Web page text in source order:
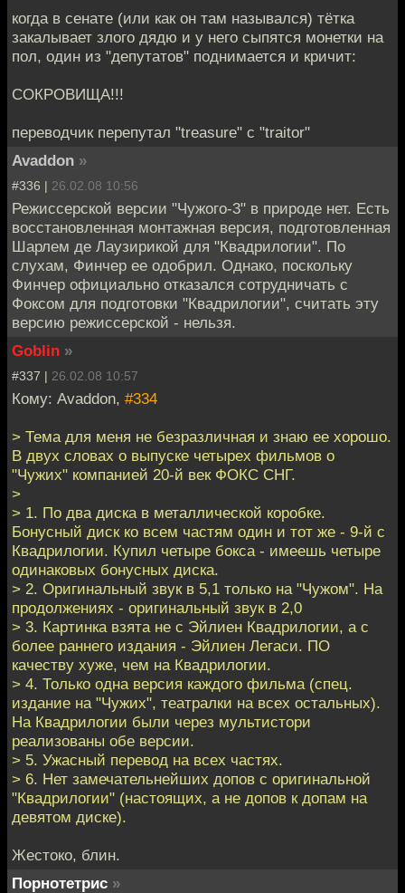
когда в сенате (или как он там назывался) тётка
закалывает злого дядю и у него сыпятся монетки на
пол, один из "депутатов" поднимается и кричит:
СОКРОВИЩА!!!
переводчик перепутал "treasure" c "traitor"
Avaddon »
#336 | 26.02.08 10:56
Режиссерской версии "Чужого-3" в природе нет. Есть
восстановленная монтажная версия, подготовленная
Шарлем де Лаузирикой для "Квадрилогии". По
слухам, Финчер ее одобрил. Однако, поскольку
Финчер официально отказался сотрудничать с
Фоксом для подготовки "Квадрилогии", считать эту
версию режиссерской - нельзя.
Goblin »
#337 | 26.02.08 10:57
Кому: Avaddon, #334
> Тема для меня не безразличная и знаю ее хорошо.
В двух словах о выпуске четырех фильмов о
"Чужих" компанией 20-й век ФОКС СНГ.
>
> 1. По два диска в металлической коробке.
Бонусный диск ко всем частям один и тот же - 9-й с
Квадрилогии. Купил четыре бокса - имеешь четыре
одинаковых бонусных диска.
> 2. Оригинальный звук в 5,1 только на "Чужом". На
продолжениях - оригинальный звук в 2,0
> 3. Картинка взята не с Эйлиен Квадрилогии, а с
более раннего издания - Эйлиен Легаси. ПО
качеству хуже, чем на Квадрилогии.
> 4. Только одна версия каждого фильма (спец.
издание на "Чужих", театралки на всех остальных).
На Квадрилогии были через мультистори
реализованы обе версии.
> 5. Ужасный перевод на всех частях.
> 6. Нет замечательнейших допов с оригинальной
"Квадрилогии" (настоящих, а не допов к допам на
девятом диске).
Жестоко, блин.
Порнотетрис »